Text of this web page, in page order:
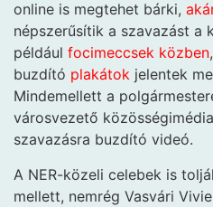
online is megtehet bárki,
népszerűsítik a szavazást a
például focimeccsek közben
buzdító plakátok jelentek
Mindemellett a
városvezető
szavazásra buzdító videó.
A NER-közeli celebek is
mellett, nemrég Vasvári